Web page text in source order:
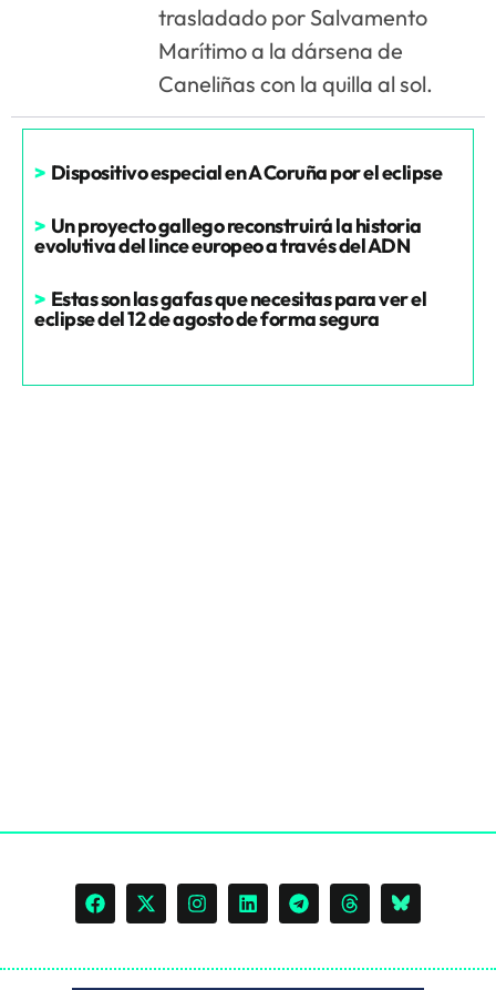
trasladado por Salvamento
Marítimo a la dársena de
Caneliñas con la quilla al sol.
> Dispositivo especial en A Coruña por el eclipse
> Un proyecto gallego reconstruirá la historia
evolutiva del lince europeo a través del ADN
> Estas son las gafas que necesitas para ver el
eclipse del 12 de agosto de forma segura